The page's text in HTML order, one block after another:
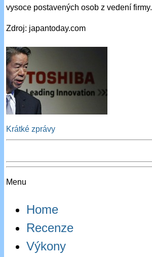
vysoce postavených osob z vedení firmy.
Zdroj: japantoday.com
Krátké zprávy
Menu
Home
Recenze
Výkony